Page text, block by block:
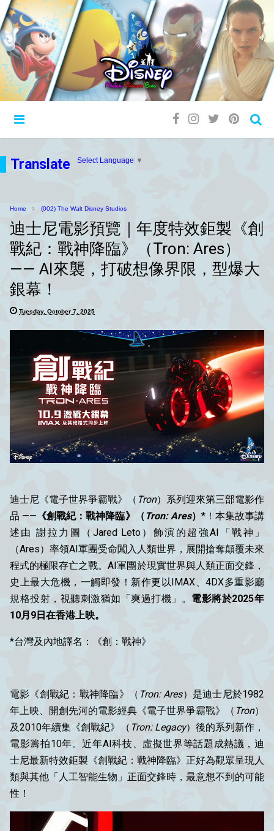
Translate Select Language ▼
Home (002) The Walt Disney Studios
迪士尼電影預覽｜年度特效鉅製《創
戰紀：戰神降臨》（Tron: Ares）
—— AI來襲，打破想像界限，型爆大
銀幕！
Tuesday, October 7, 2025
迪士尼《電子世界爭霸戰》（ Tron）系列迎來第三部電影作
品 —— 《創戰紀：戰神降臨》（Tron: Ares） *！本集故事講
述由 謝拉力圖（Jared Leto）飾演的超強AI「戰神」
（Ares）率領AI軍團受命闖入人類世界，展開搶奪顛覆未來
程式的極限存亡之戰。AI軍團於現實世界與人類正面交鋒，
史上最大危機，一觸即發！新作更以IMAX、4DX多重影廳
規格投射，視聽刺激猶如「爽過打機」。 電影將於2025年
10月9日在香港上映。
*台灣及內地譯名：《創：戰神》
電影《創戰紀：戰神降臨》（ Tron: Ares）是迪士尼於1982
年上映、開創先河的電影經典《電子世界爭霸戰》（ Tron）
及2010年續集《創戰紀》（ Tron: Legacy）後的系列新作，
電影籌拍10年。近年AI科技、虛擬世界等話題成熱議，迪
士尼最新特效鉅製《創戰紀：戰神降臨》正好為觀眾呈現人
類與其他「人工智能生物」正面交鋒時，最意想不到的可能
性！